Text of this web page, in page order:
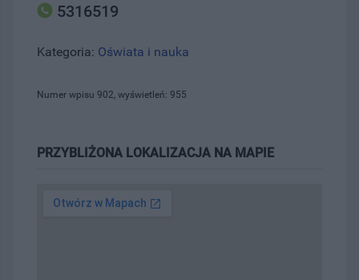
5316519
Kategoria: Oświata i nauka
Numer wpisu 902, wyświetleń: 955
PRZYBLIŻONA LOKALIZACJA NA MAPIE